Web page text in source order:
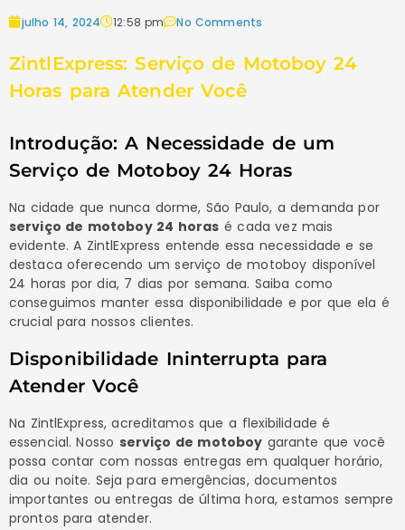
julho 14, 2024 12:58 pm No Comments
ZintlExpress: Serviço de Motoboy 24
Horas para Atender Você
Introdução: A Necessidade de um
Serviço de Motoboy 24 Horas
Na cidade que nunca dorme, São Paulo, a demanda por
serviço de motoboy 24 horas é cada vez mais
evidente. A ZintlExpress entende essa necessidade e se
destaca oferecendo um serviço de motoboy disponível
24 horas por dia, 7 dias por semana. Saiba como
conseguimos manter essa disponibilidade e por que ela é
crucial para nossos clientes.
Disponibilidade Ininterrupta para
Atender Você
Na ZintlExpress, acreditamos que a flexibilidade é
essencial. Nosso serviço de motoboy garante que você
possa contar com nossas entregas em qualquer horário,
dia ou noite. Seja para emergências, documentos
importantes ou entregas de última hora, estamos sempre
prontos para atender.